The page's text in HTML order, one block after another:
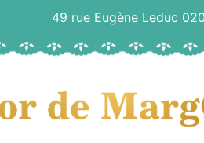
49 rue Eugène Leduc